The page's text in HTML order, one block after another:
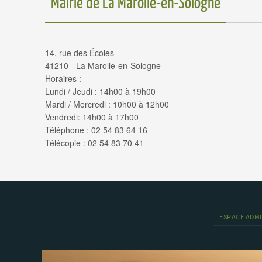
14, rue des Écoles
41210 - La Marolle-en-Sologne
Horaires :
Lundi / Jeudi : 14h00 à 19h00
Mardi / Mercredi : 10h00 à 12h00
Vendredi: 14h00 à 17h00
Téléphone : 02 54 83 64 16
Télécopie : 02 54 83 70 41
ESPACE